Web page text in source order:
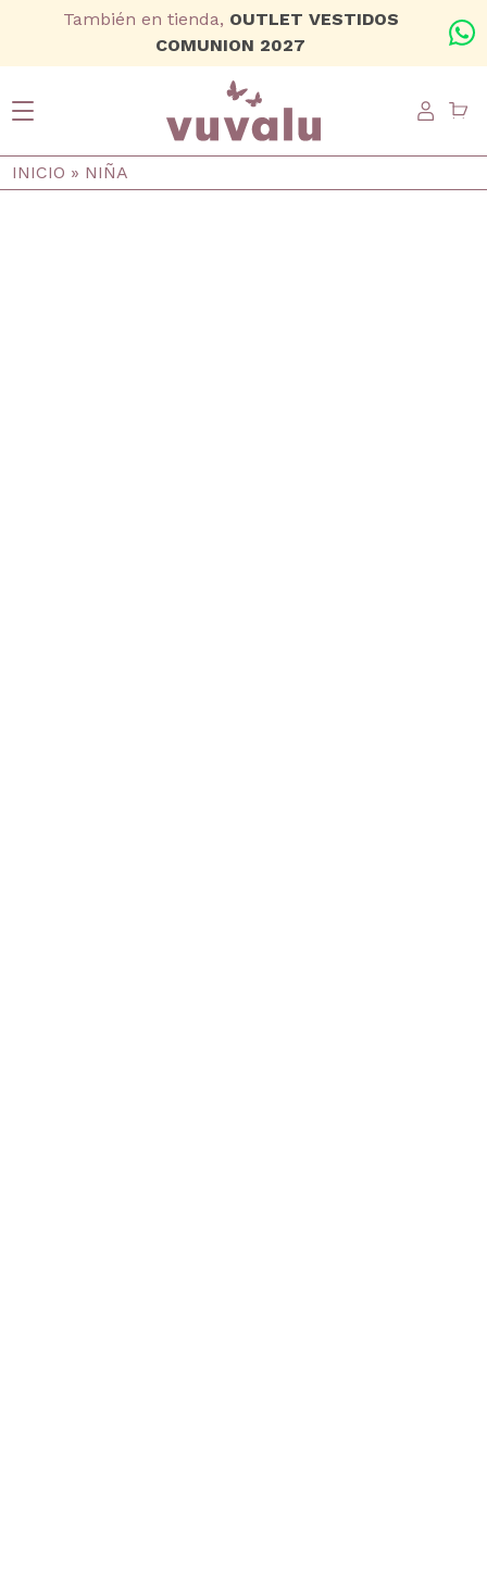
Ir al contenido principal
También en tienda, OUTLET VESTIDOS
COMUNION 2027
Ruta de navegación
INICIO NIÑA